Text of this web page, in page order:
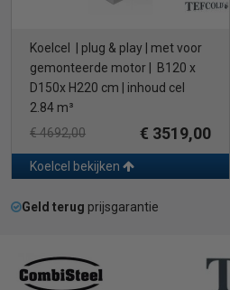
Koelcel | plug & play | met voor
gemonteerde motor | B120 x
D150x H220 cm | inhoud cel
2.84 m³
€ 4692,00
€ 3519,00
Koelcel bekijken
Geld terug prijsgarantie